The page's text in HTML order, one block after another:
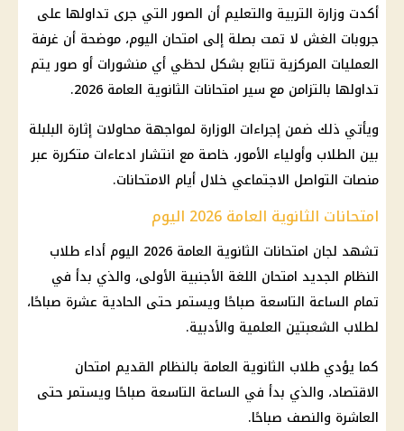
أكدت وزارة التربية والتعليم أن الصور التي جرى تداولها على
جروبات الغش لا تمت بصلة إلى امتحان اليوم، موضحة أن غرفة
العمليات المركزية تتابع بشكل لحظي أي منشورات أو صور يتم
تداولها بالتزامن مع سير امتحانات الثانوية العامة 2026.
ويأتي ذلك ضمن إجراءات الوزارة لمواجهة محاولات إثارة البلبلة
بين الطلاب وأولياء الأمور، خاصة مع انتشار ادعاءات متكررة عبر
منصات التواصل الاجتماعي خلال أيام الامتحانات.
امتحانات الثانوية العامة 2026 اليوم
تشهد لجان امتحانات الثانوية العامة 2026
اليوم أداء طلاب
النظام الجديد امتحان اللغة الأجنبية الأولى، والذي بدأ في
تمام الساعة التاسعة صباحًا ويستمر حتى الحادية عشرة صباحًا،
لطلاب الشعبتين العلمية والأدبية.
كما يؤدي طلاب الثانوية العامة بالنظام القديم امتحان
الاقتصاد، والذي بدأ في الساعة التاسعة صباحًا ويستمر حتى
العاشرة والنصف صباحًا.